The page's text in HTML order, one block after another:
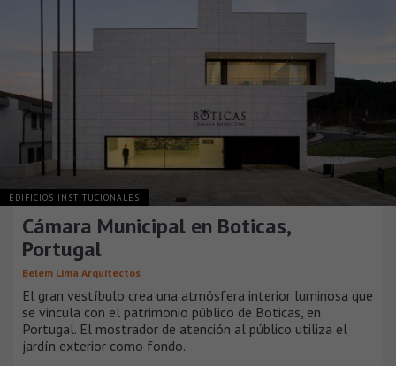
EDIFICIOS INSTITUCIONALES
Cámara Municipal en Boticas,
Portugal
Belém Lima Arquitectos
El gran vestíbulo crea una atmósfera interior luminosa que
se vincula con el patrimonio público de Boticas, en
Portugal. El mostrador de atención al público utiliza el
jardín exterior como fondo.